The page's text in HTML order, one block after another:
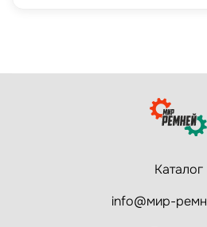
Каталог
info@мир-